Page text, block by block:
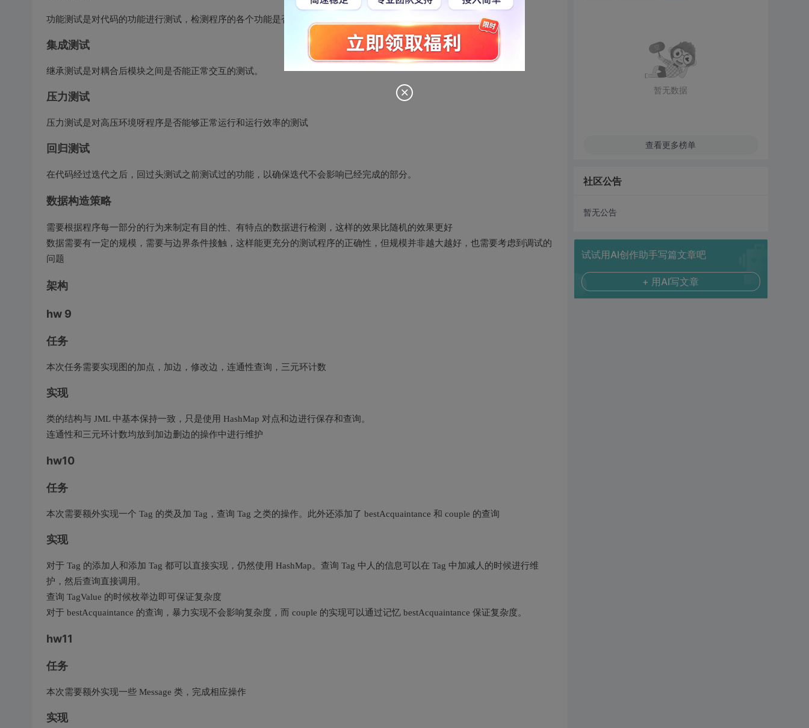
功能测试是对代码的功能进行测试，检测程序的各个功能是否能正常完成
集成测试
继承测试是对耦合后模块之间是否能正常交互的测试。
压力测试
压力测试是对高压环境呀程序是否能够正常运行和运行效率的测试
回归测试
在代码经过迭代之后，回过头测试之前测试过的功能，以确保迭代不会影响已经完成的部分。
数据构造策略
需要根据程序每一部分的行为来制定有目的性、有特点的数据进行检测，这样的效果比随机的效果更好
数据需要有一定的规模，需要与边界条件接触，这样能更充分的测试程序的正确性，但规模并非越大越好，也需要考虑到调试的
问题
架构
hw 9
任务
本次任务需要实现图的加点，加边，修改边，连通性查询，三元环计数
实现
类的结构与 JML 中基本保持一致，只是使用 HashMap 对点和边进行保存和查询。
连通性和三元环计数均放到加边删边的操作中进行维护
hw10
任务
本次需要额外实现一个 Tag 的类及加 Tag，查询 Tag 之类的操作。此外还添加了 bestAcquaintance 和 couple 的查询
实现
对于 Tag 的添加人和添加 Tag 都可以直接实现，仍然使用 HashMap。查询 Tag 中人的信息可以在 Tag 中加减人的时候进行维
护，然后查询直接调用。
查询 TagValue 的时候枚举边即可保证复杂度
对于 bestAcquaintance 的查询，暴力实现不会影响复杂度，而 couple 的实现可以通过记忆 bestAcquaintance 保证复杂度。
hw11
任务
本次需要额外实现一些 Message 类，完成相应操作
实现
暂无数据
查看更多榜单
社区公告
暂无公告
试试用AI创作助手写篇文章吧
+ 用AI写文章